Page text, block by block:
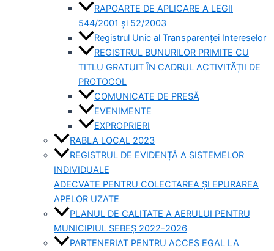
RAPOARTE DE APLICARE A LEGII
544/2001 și 52/2003
Registrul Unic al Transparenței Intereselor
REGISTRUL BUNURILOR PRIMITE CU
TITLU GRATUIT ÎN CADRUL ACTIVITĂȚII DE
PROTOCOL
COMUNICATE DE PRESĂ
EVENIMENTE
EXPROPRIERI
RABLA LOCAL 2023
REGISTRUL DE EVIDENȚĂ A SISTEMELOR
INDIVIDUALE
ADECVATE PENTRU COLECTAREA ȘI EPURAREA
APELOR UZATE
PLANUL DE CALITATE A AERULUI PENTRU
MUNICIPIUL SEBEȘ 2022-2026
PARTENERIAT PENTRU ACCES EGAL LA